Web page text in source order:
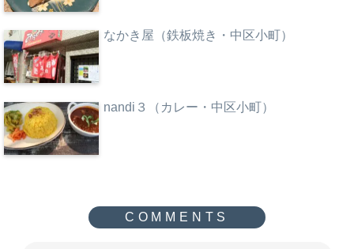
なかき屋（鉄板焼き・中区小町）
nandi３（カレー・中区小町）